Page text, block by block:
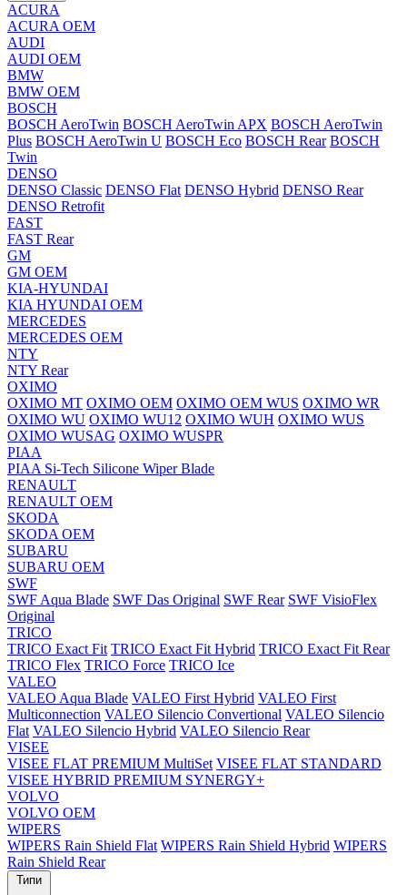
ACURA
ACURA OEM
AUDI
AUDI OEM
BMW
BMW OEM
BOSCH
BOSCH AeroTwin BOSCH AeroTwin APX BOSCH AeroTwin
Plus BOSCH AeroTwin U BOSCH Eco BOSCH Rear BOSCH
Twin
DENSO
DENSO Classic DENSO Flat DENSO Hybrid DENSO Rear
DENSO Retrofit
FAST
FAST Rear
GM
GM OEM
KIA-HYUNDAI
KIA HYUNDAI OEM
MERCEDES
MERCEDES OEM
NTY
NTY Rear
OXIMO
OXIMO MT OXIMO OEM OXIMO OEM WUS OXIMO WR
OXIMO WU OXIMO WU12 OXIMO WUH OXIMO WUS
OXIMO WUSAG OXIMO WUSPR
PIAA
PIAA Si-Tech Silicone Wiper Blade
RENAULT
RENAULT OEM
SKODA
SKODA OEM
SUBARU
SUBARU OEM
SWF
SWF Aqua Blade SWF Das Original SWF Rear SWF VisioFlex
Original
TRICO
TRICO Exact Fit TRICO Exact Fit Hybrid TRICO Exact Fit Rear
TRICO Flex TRICO Force TRICO Ice
VALEO
VALEO Aqua Blade VALEO First Hybrid VALEO First
Multiconnection VALEO Silencio Convertional VALEO Silencio
Flat VALEO Silencio Hybrid VALEO Silencio Rear
VISEE
VISEE FLAT PREMIUM MultiSet VISEE FLAT STANDARD
VISEE HYBRID PREMIUM SYNERGY+
VOLVO
VOLVO OEM
WIPERS
WIPERS Rain Shield Flat WIPERS Rain Shield Hybrid WIPERS
Rain Shield Rear
Типи